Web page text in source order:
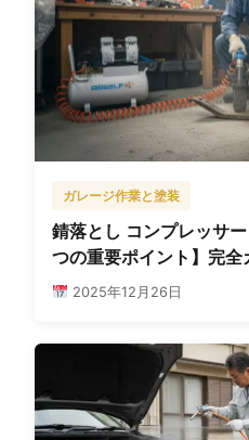
ガレージ作業と塗装
錆落とし コンプレッサ
つの重要ポイント】完全
2025年12月26日